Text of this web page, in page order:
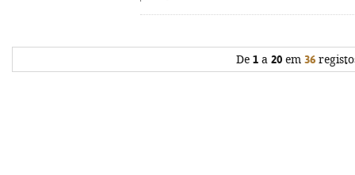
De 1a 20em 36